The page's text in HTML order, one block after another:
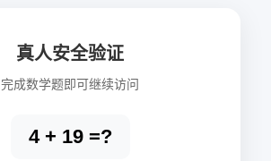
真人安全验证
完成数学题即可继续访问
4 + 19 =?